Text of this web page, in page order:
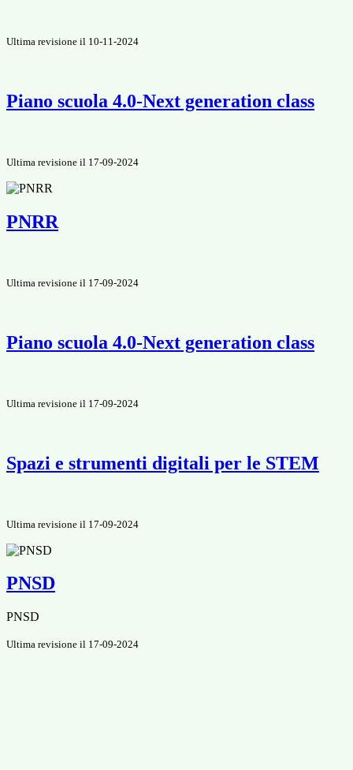
Ultima revisione il 10-11-2024
Piano scuola 4.0-Next generation class
Ultima revisione il 17-09-2024
PNRR
Ultima revisione il 17-09-2024
Piano scuola 4.0-Next generation class
Ultima revisione il 17-09-2024
Spazi e strumenti digitali per le STEM
Ultima revisione il 17-09-2024
PNSD
PNSD
Ultima revisione il 17-09-2024